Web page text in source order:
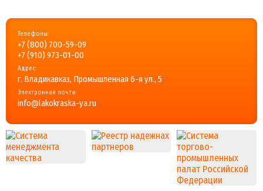
Телефоны:
+7 (800) 700-59-09
+7 (910) 973-01-00
Адрес:
г. Владикавказ, Промышленная 6-я ул., 5
Электронная почта:
info@lakokraska-ya.ru